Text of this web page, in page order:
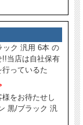
ック 汎用 6本 の
!!当店は自社保有
っているた
をお待たせし
黒/ブラック 汎